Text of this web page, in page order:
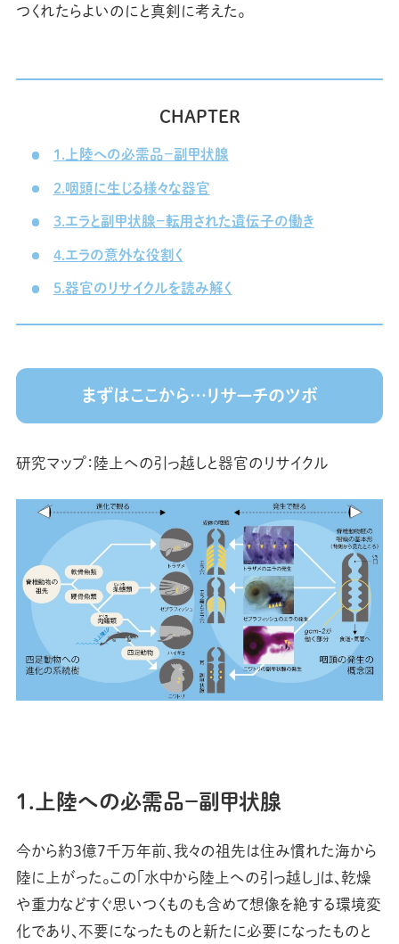
つくれたらよいのにと真剣に考えた。
CHAPTER
1.上陸への必需品－副甲状腺
2.咽頭に生じる様々な器官
3.エラと副甲状腺－転用された遺伝子の働き
4.エラの意外な役割く
5.器官のリサイクルを読み解く
まずはここから…リサーチのツボ
研究マップ：陸上への引っ越しと器官のリサイクル
1.上陸への必需品－副甲状腺
今から約3億7千万年前、我々の祖先は住み慣れた海から
陸に上がった。この「水中から陸上への引っ越し」は、乾燥
や重力などすぐ思いつくものも含めて想像を絶する環境変
化であり、不要になったものと新たに必要になったものと